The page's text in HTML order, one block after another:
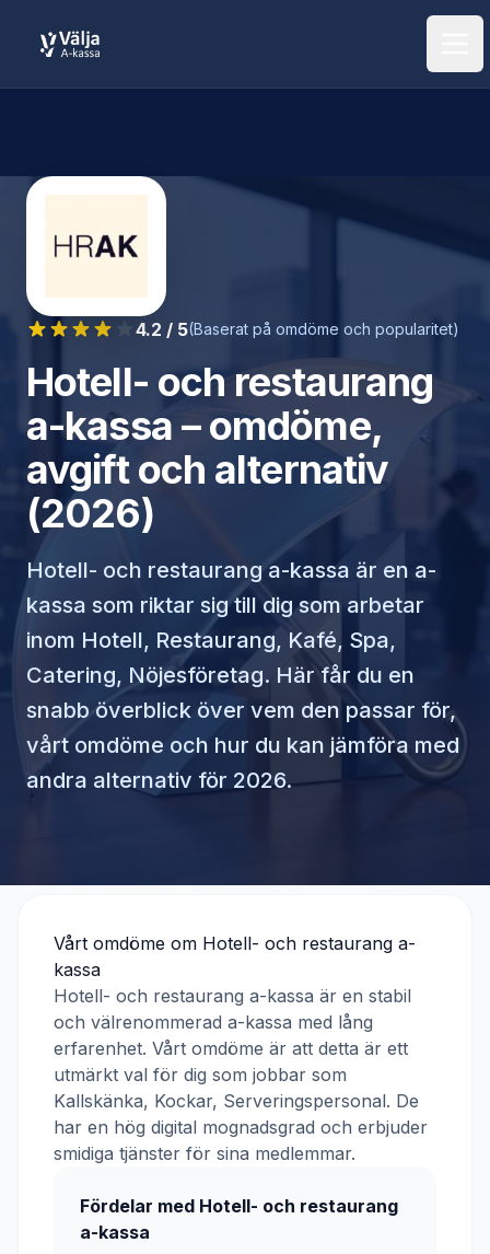
4.2 / 5(Baserat på omdöme och popularitet)
Hotell- och restaurang
a-kassa – omdöme,
avgift och alternativ
(2026)
Hotell- och restaurang a-kassa är en a-
kassa som riktar sig till dig som arbetar
inom Hotell, Restaurang, Kafé, Spa,
Catering, Nöjesföretag. Här får du en
snabb överblick över vem den passar för,
vårt omdöme och hur du kan jämföra med
andra alternativ för 2026.
Vårt omdöme om Hotell- och restaurang a-
kassa
Hotell- och restaurang a-kassa är en stabil
och välrenommerad a-kassa med lång
erfarenhet. Vårt omdöme är att detta är ett
utmärkt val för dig som jobbar som
Kallskänka, Kockar, Serveringspersonal. De
har en hög digital mognadsgrad och erbjuder
smidiga tjänster för sina medlemmar.
Fördelar med Hotell- och restaurang
a-kassa